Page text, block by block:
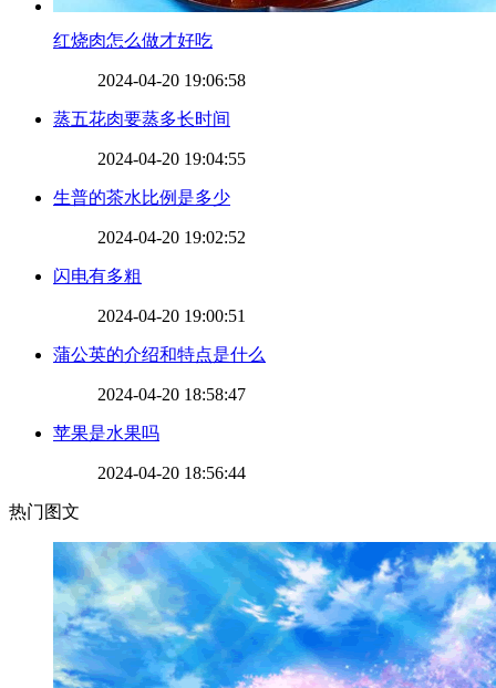
​红烧肉怎么做才好吃
2024-04-20 19:06:58
​蒸五花肉要蒸多长时间
2024-04-20 19:04:55
​生普的茶水比例是多少
2024-04-20 19:02:52
​闪电有多粗
2024-04-20 19:00:51
​蒲公英的介绍和特点是什么
2024-04-20 18:58:47
​苹果是水果吗
2024-04-20 18:56:44
热门图文